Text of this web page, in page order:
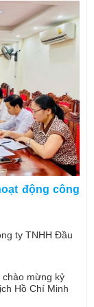
động công
ty TNHH Đầu
chào mừng kỷ
Hồ Chí Minh